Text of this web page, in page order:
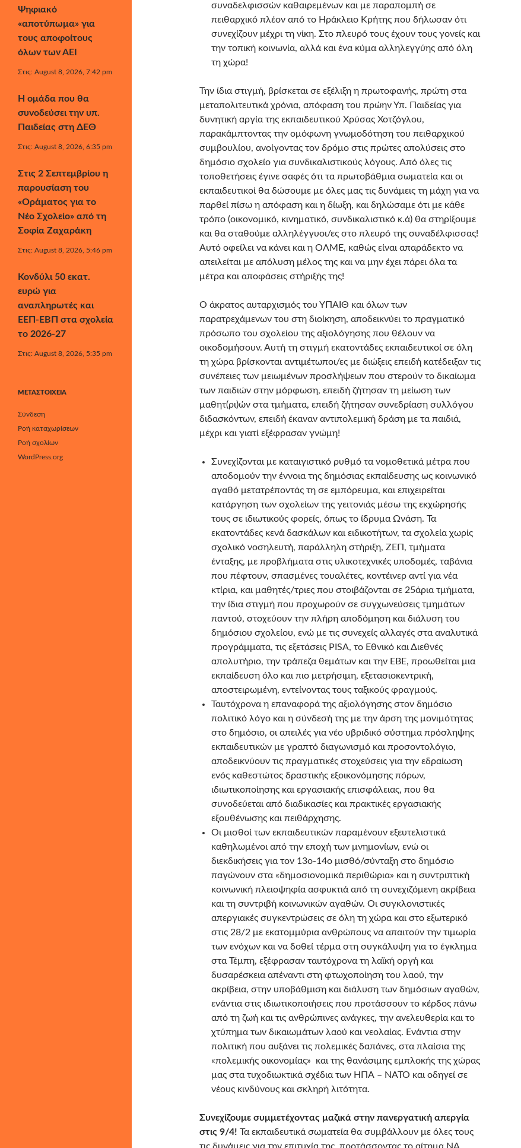
συναδελφισσών καθαιρεμένων και με παραπομπή σε
πειθαρχικό πλέον από το Ηράκλειο Κρήτης που δήλωσαν ότι
συνεχίζουν μέχρι τη νίκη. Στο πλευρό τους έχουν τους γονείς και
την τοπική κοινωνία, αλλά και ένα κύμα αλληλεγγύης από όλη
τη χώρα!
Την ίδια στιγμή, βρίσκεται σε εξέλιξη η πρωτοφανής, πρώτη στα
μεταπολιτευτικά χρόνια, απόφαση του πρώην Υπ. Παιδείας για
δυνητική αργία της εκπαιδευτικού Χρύσας Χοτζόγλου,
παρακάμπτοντας την ομόφωνη γνωμοδότηση του πειθαρχικού
συμβουλίου, ανοίγοντας τον δρόμο στις πρώτες απολύσεις στο
δημόσιο σχολείο για συνδικαλιστικούς λόγους. Από όλες τις
τοποθετήσεις έγινε σαφές ότι τα πρωτοβάθμια σωματεία και οι
εκπαιδευτικοί θα δώσουμε με όλες μας τις δυνάμεις τη μάχη για να
παρθεί πίσω η απόφαση και η δίωξη, και δηλώσαμε ότι με κάθε
τρόπο (οικονομικό, κινηματικό, συνδικαλιστικό κ.ά) θα στηρίξουμε
και θα σταθούμε αλληλέγγυοι/ες στο πλευρό της συναδέλφισσας!
Αυτό οφείλει να κάνει και η ΟΛΜΕ, καθώς είναι απαράδεκτο να
απειλείται με απόλυση μέλος της και να μην έχει πάρει όλα τα
μέτρα και αποφάσεις στήριξής της!
Ο άκρατος αυταρχισμός του ΥΠΑΙΘ και όλων των
παρατρεχάμενων του στη διοίκηση, αποδεικνύει το πραγματικό
πρόσωπο του σχολείου της αξιολόγησης που θέλουν να
οικοδομήσουν. Αυτή τη στιγμή εκατοντάδες εκπαιδευτικοί σε όλη
τη χώρα βρίσκονται αντιμέτωποι/ες με διώξεις επειδή κατέδειξαν τις
συνέπειες των μειωμένων προσλήψεων που στερούν το δικαίωμα
των παιδιών στην μόρφωση, επειδή ζήτησαν τη μείωση των
μαθητ(ρι)ών στα τμήματα, επειδή ζήτησαν συνεδρίαση συλλόγου
διδασκόντων, επειδή έκαναν αντιπολεμική δράση με τα παιδιά,
μέχρι και γιατί εξέφρασαν γνώμη!
Συνεχίζονται με καταιγιστικό ρυθμό τα νομοθετικά μέτρα που
αποδομούν την έννοια της δημόσιας εκπαίδευσης ως κοινωνικό
αγαθό μετατρέποντάς τη σε εμπόρευμα, και επιχειρείται
κατάργηση των σχολείων της γειτονιάς μέσω της εκχώρησής
τους σε ιδιωτικούς φορείς, όπως το ίδρυμα Ωνάση. Τα
εκατοντάδες κενά δασκάλων και ειδικοτήτων, τα σχολεία χωρίς
σχολικό νοσηλευτή, παράλληλη στήριξη, ΖΕΠ, τμήματα
ένταξης, με προβλήματα στις υλικοτεχνικές υποδομές, ταβάνια
που πέφτουν, σπασμένες τουαλέτες, κοντέινερ αντί για νέα
κτίρια, και μαθητές/τριες που στοιβάζονται σε 25άρια τμήματα,
την ίδια στιγμή που προχωρούν σε συγχωνεύσεις τμημάτων
παντού, στοχεύουν την πλήρη αποδόμηση και διάλυση του
δημόσιου σχολείου, ενώ με τις συνεχείς αλλαγές στα αναλυτικά
προγράμματα, τις εξετάσεις PISA, το Εθνικό και Διεθνές
απολυτήριο, την τράπεζα θεμάτων και την ΕΒΕ, προωθείται μια
εκπαίδευση όλο και πιο μετρήσιμη, εξετασιοκεντρική,
αποστειρωμένη, εντείνοντας τους ταξικούς φραγμούς.
Ταυτόχρονα η επαναφορά της αξιολόγησης στον δημόσιο
πολιτικό λόγο και η σύνδεσή της με την άρση της μονιμότητας
στο δημόσιο, οι απειλές για νέο υβριδικό σύστημα πρόσληψης
εκπαιδευτικών με γραπτό διαγωνισμό και προσοντολόγιο,
αποδεικνύουν τις πραγματικές στοχεύσεις για την εδραίωση
ενός καθεστώτος δραστικής εξοικονόμησης πόρων,
ιδιωτικοποίησης και εργασιακής επισφάλειας, που θα
συνοδεύεται από διαδικασίες και πρακτικές εργασιακής
εξουθένωσης και πειθάρχησης.
Οι μισθοί των εκπαιδευτικών παραμένουν εξευτελιστικά
καθηλωμένοι από την εποχή των μνημονίων, ενώ οι
διεκδικήσεις για τον 13ο-14ο μισθό/σύνταξη στο δημόσιο
παγώνουν στα «δημοσιονομικά περιθώρια» και η συντριπτική
κοινωνική πλειοψηφία ασφυκτιά από τη συνεχιζόμενη ακρίβεια
και τη συντριβή κοινωνικών αγαθών. Οι συγκλονιστικές
απεργιακές συγκεντρώσεις σε όλη τη χώρα και στο εξωτερικό
στις 28/2 με εκατομμύρια ανθρώπους να απαιτούν την τιμωρία
των ενόχων και να δοθεί τέρμα στη συγκάλυψη για το έγκλημα
στα Τέμπη, εξέφρασαν ταυτόχρονα τη λαϊκή οργή και
δυσαρέσκεια απέναντι στη φτωχοποίηση του λαού, την
ακρίβεια, στην υποβάθμιση και διάλυση των δημόσιων αγαθών,
ενάντια στις ιδιωτικοποιήσεις που προτάσσουν το κέρδος πάνω
από τη ζωή και τις ανθρώπινες ανάγκες, την ανελευθερία και το
χτύπημα των δικαιωμάτων λαού και νεολαίας. Ενάντια στην
πολιτική που αυξάνει τις πολεμικές δαπάνες, στα πλαίσια της
«πολεμικής οικονομίας» και της θανάσιμης εμπλοκής της χώρας
μας στα τυχοδιωκτικά σχέδια των ΗΠΑ – ΝΑΤΟ και οδηγεί σε
νέους κινδύνους και σκληρή λιτότητα.
Συνεχίζουμε συμμετέχοντας μαζικά στην πανεργατική απεργία
στις 9/4! Τα εκπαιδευτικά σωματεία θα συμβάλλουν με όλες τους
Ψηφιακό
«αποτύπωμα» για
τους αποφοίτους
όλων των ΑΕΙ
Στις: August 8, 2026, 7:42 pm
Η ομάδα που θα
συνοδεύσει την υπ.
Παιδείας στη ΔΕΘ
Στις: August 8, 2026, 6:35 pm
Στις 2 Σεπτεμβρίου η
παρουσίαση του
«Οράματος για το
Νέο Σχολείο» από τη
Σοφία Ζαχαράκη
Στις: August 8, 2026, 5:46 pm
Κονδύλι 50 εκατ.
ευρώ για
αναπληρωτές και
ΕΕΠ-ΕΒΠ στα σχολεία
το 2026-27
Στις: August 8, 2026, 5:35 pm
ΜΕΤΑΣΤΟΙΧΕΊΑ
Σύνδεση
Ροή καταχωρίσεων
Ροή σχολίων
WordPress.org